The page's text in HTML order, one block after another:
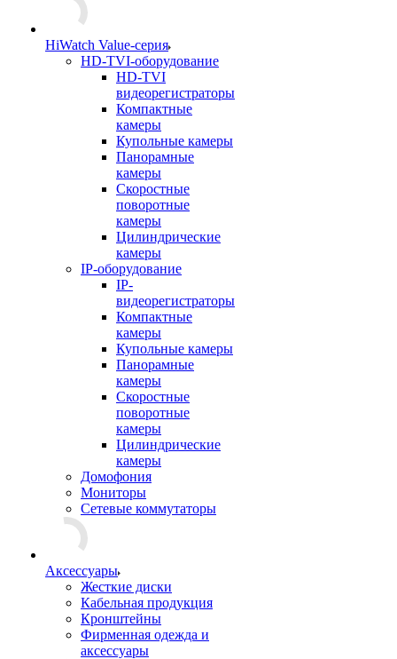
HiWatch Value-серия
HD-TVI-оборудование
HD-TVI
видеорегистраторы
Компактные
камеры
Купольные камеры
Панорамные
камеры
Скоростные
поворотные
камеры
Цилиндрические
камеры
IP-оборудование
IP-
видеорегистраторы
Компактные
камеры
Купольные камеры
Панорамные
камеры
Скоростные
поворотные
камеры
Цилиндрические
камеры
Домофония
Мониторы
Сетевые коммутаторы
Аксессуары
Жесткие диски
Кабельная продукция
Кронштейны
Фирменная одежда и
аксессуары